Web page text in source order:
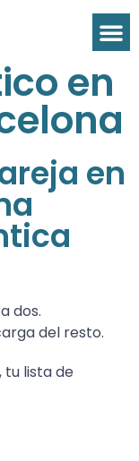
en
en
dos.
del resto.
tu lista de